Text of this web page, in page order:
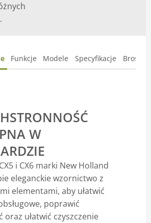
Funkcje Modele Specyfikacje
W
i CX6 marki New Holland
eleganckie wzornictwo z
elementami, aby ułatwić
poprawić
oraz ułatwić czyszczenie